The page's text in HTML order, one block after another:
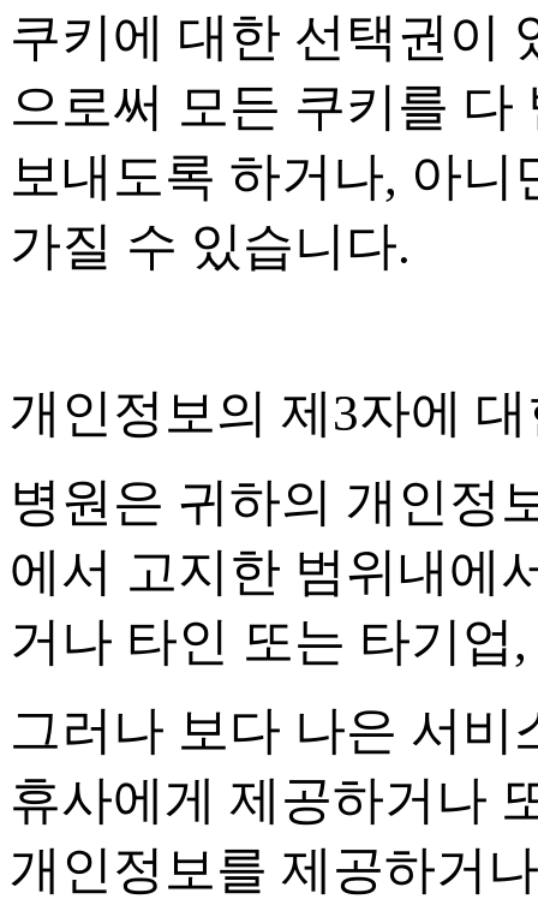
쿠키에 대한 선택권이
으로써 모든 쿠키를 다
보내도록 하거나, 아니
가질 수 있습니다.
개인정보의 제3자에
병원은 귀하의 개인정
에서 고지한 범위내에
거나 타인 또는 타기업
그러나 보다 나은 서
휴사에게 제공하거나
개인정보를 제공하거